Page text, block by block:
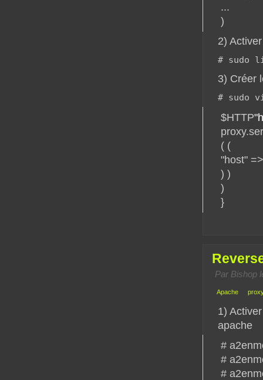
...
)
2)
# sudo
3) Créer
# sudo
$HTTP
( (
"host"
) )
)
}
Par Bishop
Apache
1)
apache
#
#
#